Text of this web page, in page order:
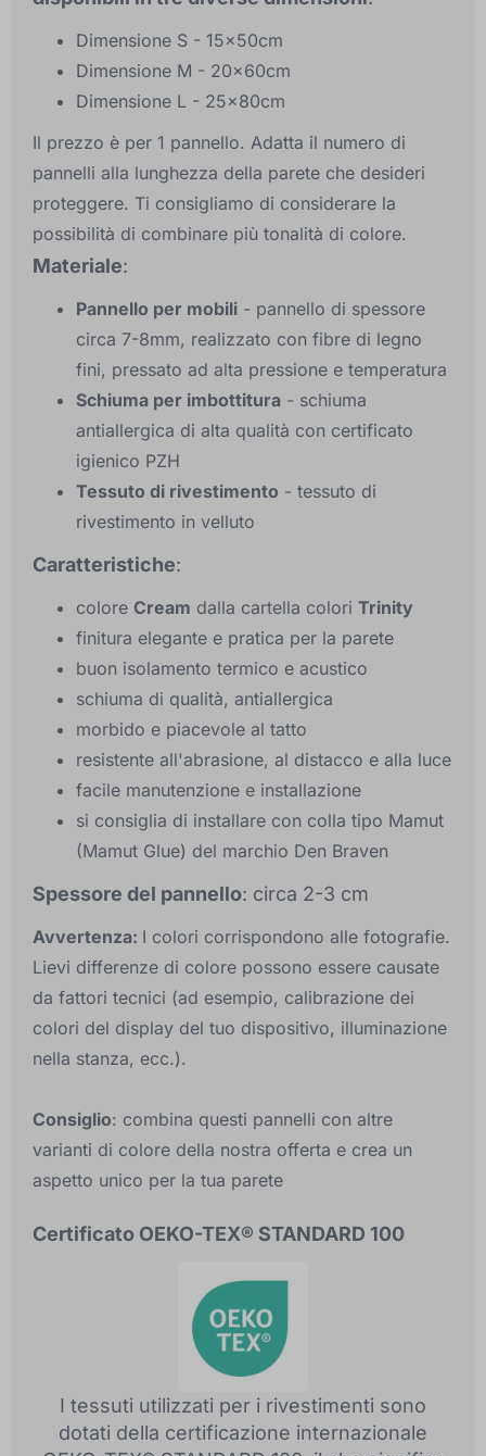
Dimensione S - 15x50cm
Dimensione M - 20x60cm
Dimensione L - 25x80cm
Il prezzo è per 1 pannello. Adatta il numero di
pannelli alla lunghezza della parete che desideri
proteggere. Ti consigliamo di considerare la
possibilità di combinare più tonalità di colore.
Materiale:
Pannello per mobili - pannello di spessore
circa 7-8mm, realizzato con fibre di legno
fini, pressato ad alta pressione e temperatura
Schiuma per imbottitura - schiuma
antiallergica di alta qualità con certificato
igienico PZH
Tessuto di rivestimento - tessuto di
rivestimento in velluto
Caratteristiche:
colore Cream dalla cartella colori Trinity
finitura elegante e pratica per la parete
buon isolamento termico e acustico
schiuma di qualità, antiallergica
morbido e piacevole al tatto
resistente all'abrasione, al distacco e alla luce
facile manutenzione e installazione
si consiglia di installare con colla tipo Mamut
(Mamut Glue) del marchio Den Braven
Spessore del pannello: circa 2-3 cm
Avvertenza: I colori corrispondono alle fotografie.
Lievi differenze di colore possono essere causate
da fattori tecnici (ad esempio, calibrazione dei
colori del display del tuo dispositivo, illuminazione
nella stanza, ecc.).
Consiglio: combina questi pannelli con altre
varianti di colore della nostra offerta e crea un
aspetto unico per la tua parete
Certificato OEKO-TEX® STANDARD 100
I tessuti utilizzati per i rivestimenti sono
dotati della certificazione internazionale